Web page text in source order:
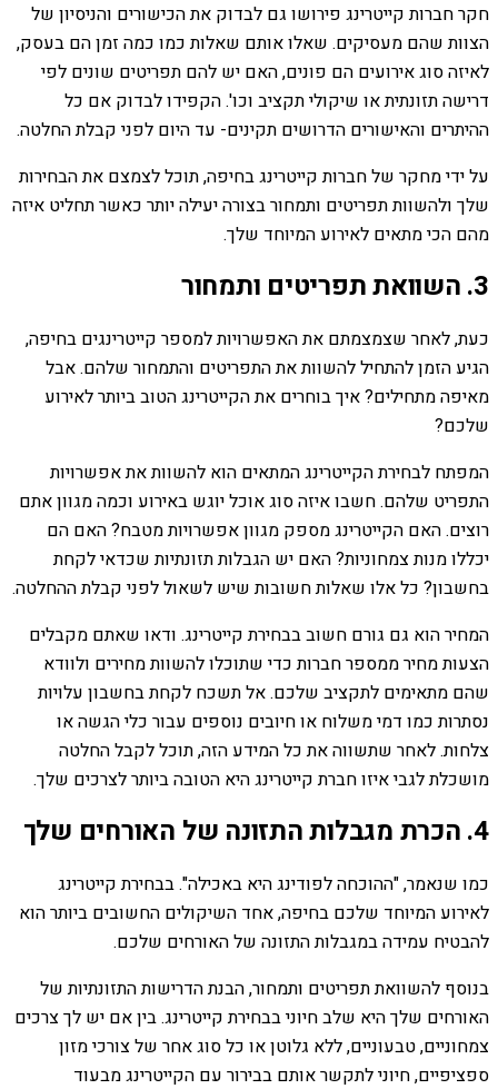
חקר חברות קייטרינג פירושו גם לבדוק את הכישורים והניסיון של
הצוות שהם מעסיקים. שאלו אותם שאלות כמו כמה זמן הם בעסק,
לאיזה סוג אירועים הם פונים, האם יש להם תפריטים שונים לפי
דרישה תזונתית או שיקולי תקציב וכו'. הקפידו לבדוק אם כל
ההיתרים והאישורים הדרושים תקינים- עד היום לפני קבלת החלטה.
על ידי מחקר של חברות קייטרינג בחיפה, תוכל לצמצם את הבחירות
שלך ולהשוות תפריטים ותמחור בצורה יעילה יותר כאשר תחליט איזה
מהם הכי מתאים לאירוע המיוחד שלך.
3. השוואת תפריטים ותמחור
כעת, לאחר שצמצמתם את האפשרויות למספר קייטרינגים בחיפה,
הגיע הזמן להתחיל להשוות את התפריטים והתמחור שלהם. אבל
מאיפה מתחילים? איך בוחרים את הקייטרינג הטוב ביותר לאירוע
שלכם?
המפתח לבחירת הקייטרינג המתאים הוא להשוות את אפשרויות
התפריט שלהם. חשבו איזה סוג אוכל יוגש באירוע וכמה מגוון אתם
רוצים. האם הקייטרינג מספק מגוון אפשרויות מטבח? האם הם
יכללו מנות צמחוניות? האם יש הגבלות תזונתיות שכדאי לקחת
בחשבון? כל אלו שאלות חשובות שיש לשאול לפני קבלת ההחלטה.
המחיר הוא גם גורם חשוב בבחירת קייטרינג. ודאו שאתם מקבלים
הצעות מחיר ממספר חברות כדי שתוכלו להשוות מחירים ולוודא
שהם מתאימים לתקציב שלכם. אל תשכח לקחת בחשבון עלויות
נסתרות כמו דמי משלוח או חיובים נוספים עבור כלי הגשה או
צלחות. לאחר שתשווה את כל המידע הזה, תוכל לקבל החלטה
מושכלת לגבי איזו חברת קייטרינג היא הטובה ביותר לצרכים שלך.
4. הכרת מגבלות התזונה של האורחים שלך
כמו שנאמר, "ההוכחה לפודינג היא באכילה". בבחירת קייטרינג
לאירוע המיוחד שלכם בחיפה, אחד השיקולים החשובים ביותר הוא
להבטיח עמידה במגבלות התזונה של האורחים שלכם.
בנוסף להשוואת תפריטים ותמחור, הבנת הדרישות התזונתיות של
האורחים שלך היא שלב חיוני בבחירת קייטרינג. בין אם יש לך צרכים
צמחוניים, טבעוניים, ללא גלוטן או כל סוג אחר של צורכי מזון
ספציפיים, חיוני לתקשר אותם בבירור עם הקייטרינג מבעוד